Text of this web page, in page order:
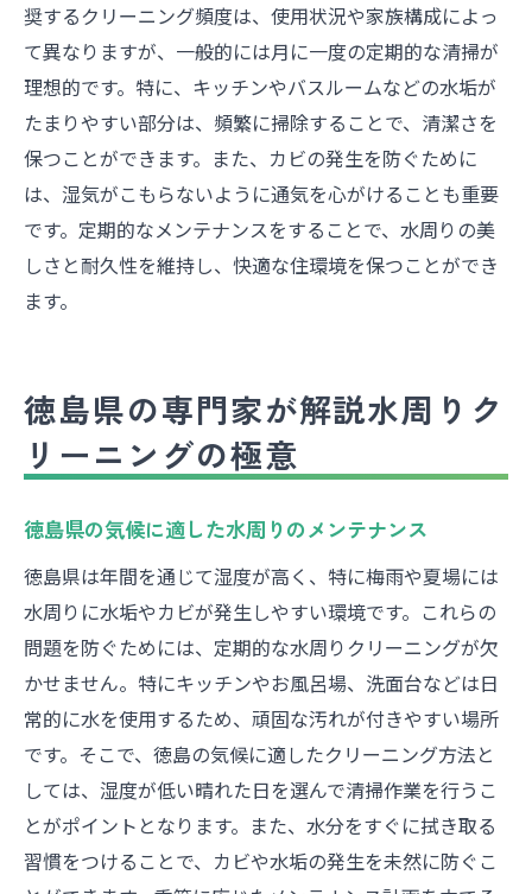
奨するクリーニング頻度は、使用状況や家族構成によっ
て異なりますが、一般的には月に一度の定期的な清掃が
理想的です。特に、キッチンやバスルームなどの水垢が
たまりやすい部分は、頻繁に掃除することで、清潔さを
保つことができます。また、カビの発生を防ぐために
は、湿気がこもらないように通気を心がけることも重要
です。定期的なメンテナンスをすることで、水周りの美
しさと耐久性を維持し、快適な住環境を保つことができ
ます。
徳島県の専門家が解説水周りク
リーニングの極意
徳島県の気候に適した水周りのメンテナンス
徳島県は年間を通じて湿度が高く、特に梅雨や夏場には
水周りに水垢やカビが発生しやすい環境です。これらの
問題を防ぐためには、定期的な水周りクリーニングが欠
かせません。特にキッチンやお風呂場、洗面台などは日
常的に水を使用するため、頑固な汚れが付きやすい場所
です。そこで、徳島の気候に適したクリーニング方法と
しては、湿度が低い晴れた日を選んで清掃作業を行うこ
とがポイントとなります。また、水分をすぐに拭き取る
習慣をつけることで、カビや水垢の発生を未然に防ぐこ